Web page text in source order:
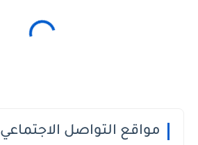
مواقع التواصل الاجتماعي